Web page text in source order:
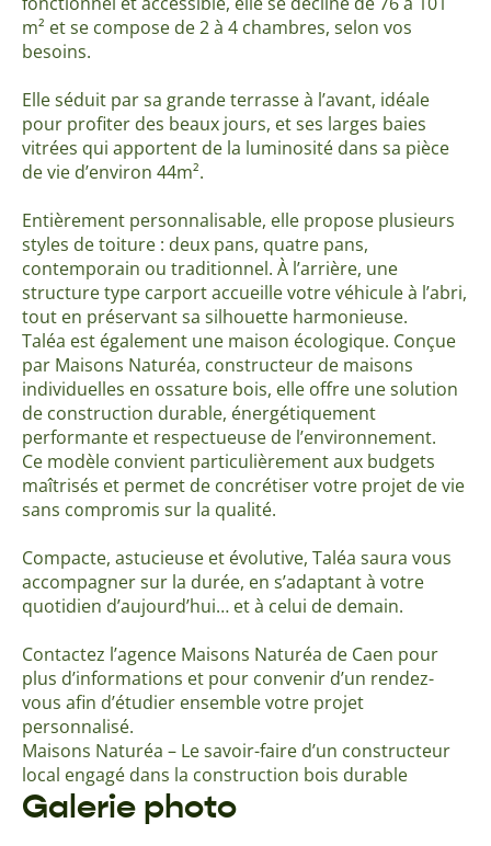
m² et se compose de 2 à 4 chambres, selon vos
besoins.
Elle séduit par sa grande terrasse à l’avant, idéale
pour profiter des beaux jours, et ses larges baies
vitrées qui apportent de la luminosité dans sa pièce
de vie d’environ 44m².
Entièrement personnalisable, elle propose plusieurs
styles de toiture : deux pans, quatre pans,
contemporain ou traditionnel. À l’arrière, une
structure type carport accueille votre véhicule à l’abri,
tout en préservant sa silhouette harmonieuse.
Taléa est également une maison écologique. Conçue
par Maisons Naturéa, constructeur de maisons
individuelles en ossature bois, elle offre une solution
de construction durable, énergétiquement
performante et respectueuse de l’environnement.
Ce modèle convient particulièrement aux budgets
maîtrisés et permet de concrétiser votre projet de vie
sans compromis sur la qualité.
Compacte, astucieuse et évolutive, Taléa saura vous
accompagner sur la durée, en s’adaptant à votre
quotidien d’aujourd’hui… et à celui de demain.
Contactez l’agence Maisons Naturéa de Caen pour
plus d’informations et pour convenir d’un rendez-
vous afin d’étudier ensemble votre projet
personnalisé.
Maisons Naturéa – Le savoir-faire d’un constructeur
local engagé dans la construction bois durable
Galerie photo